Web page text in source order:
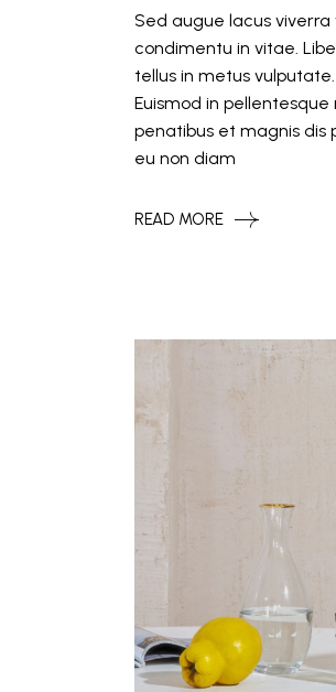
Sed augue lacus viverra
condimentu in vitae.
tellus in metus
Euismod in
penatibus et magnis dis
eu non diam
READ MORE